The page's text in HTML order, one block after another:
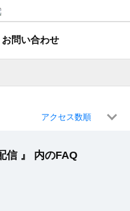
問い合わせ
アクセス数順
信 』 内のFAQ